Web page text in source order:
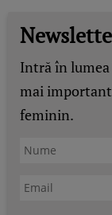
Intră în lumea
mai
feminin.